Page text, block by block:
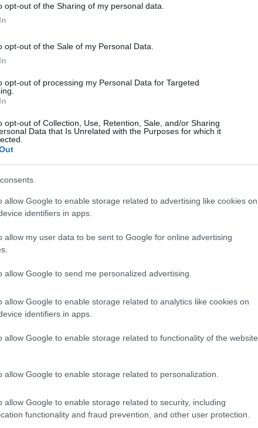
opt-out of the Sharing of my personal data.
opt-out of the Sale of my Personal Data.
opt-out of processing my Personal Data for Targeted
opt-out of Collection, Use, Retention, Sale, and/or Sharing
Data that Is Unrelated with the Purposes for which it
allow Google to enable storage related to advertising like cookies on
identifiers in apps.
allow my user data to be sent to Google for online advertising
allow Google to send me personalized advertising.
allow Google to enable storage related to analytics like cookies on
identifiers in apps.
allow Google to enable storage related to functionality of the website
allow Google to enable storage related to personalization.
allow Google to enable storage related to security, including
functionality and fraud prevention, and other user protection.
fiscaux concrets. Elle permet d’identifier
de chaque titre, condition essentielle pour
possibilité d’arbitrer des lignes spécifiques sans
mécanismes réduisent le risque de réplique fiscale
des titres augmente la charge
Les coûts de transaction peuvent
l’efficacité fiscale dépend de la situation
au moment de la cession.
opérationnelle? La réponse dépend du
et des contraintes de trésorerie. Un conseil
pour décider du recours à l’indexation